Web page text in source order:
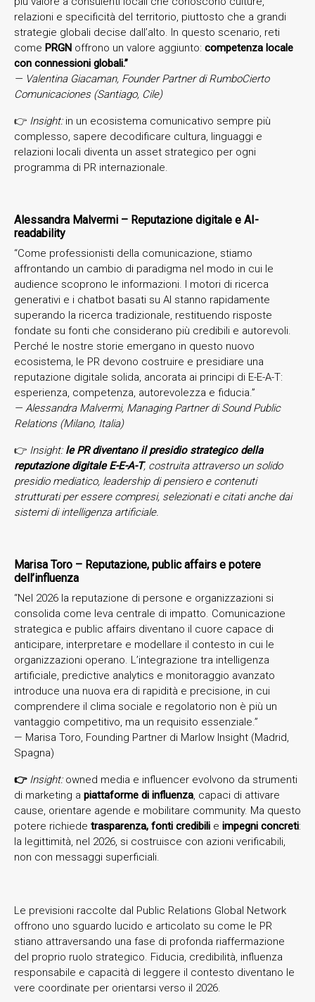
relazioni e specificità del territorio, piuttosto che a grandi
strategie globali decise dall’alto. In questo scenario, reti
come PRGN offrono un valore aggiunto: competenza locale
con connessioni globali.”
— Valentina Giacaman, Founder Partner di RumboCierto
Comunicaciones (Santiago, Cile)
👉 Insight:in un ecosistema comunicativo sempre più
complesso, sapere decodificare cultura, linguaggi e
relazioni locali diventa un asset strategico per ogni
programma di PR internazionale.
Alessandra Malvermi – Reputazione digitale e AI-
readability
“Come professionisti della comunicazione, stiamo
affrontando un cambio di paradigma nel modo in cui le
audience scoprono le informazioni. I motori di ricerca
generativi e i chatbot basati su AI stanno rapidamente
superando la ricerca tradizionale, restituendo risposte
fondate su fonti che considerano più credibili e autorevoli.
Perché le nostre storie emergano in questo nuovo
ecosistema, le PR devono costruire e presidiare una
reputazione digitale solida, ancorata ai principi di E-E-A-T:
esperienza, competenza, autorevolezza e fiducia.”
— Alessandra Malvermi, Managing Partner di Sound Public
Relations (Milano, Italia)
👉 Insight: le PR diventano il presidio strategico della
reputazione digitale E-E-A-T, costruita attraverso un solido
presidio mediatico, leadership di pensiero e contenuti
strutturati per essere compresi, selezionati e citati anche dai
sistemi di intelligenza artificiale.
Marisa Toro – Reputazione, public affairs e potere
dell’influenza
“Nel 2026 la reputazione di persone e organizzazioni si
consolida come leva centrale di impatto. Comunicazione
strategica e public affairs diventano il cuore capace di
anticipare, interpretare e modellare il contesto in cui le
organizzazioni operano. L’integrazione tra intelligenza
artificiale, predictive analytics e monitoraggio avanzato
introduce una nuova era di rapidità e precisione, in cui
comprendere il clima sociale e regolatorio non è più un
vantaggio competitivo, ma un requisito essenziale.”
— Marisa Toro, Founding Partner di Marlow Insight (Madrid,
Spagna)
👉 Insight:owned media e influencer evolvono da strumenti
di marketing a piattaforme di influenza, capaci di attivare
cause, orientare agende e mobilitare community. Ma questo
potere richiede trasparenza, fonti credibili e impegni concreti:
la legittimità, nel 2026, si costruisce con azioni verificabili,
non con messaggi superficiali.
Le previsioni raccolte dal Public Relations Global Network
offrono uno sguardo lucido e articolato su come le PR
stiano attraversando una fase di profonda riaffermazione
del proprio ruolo strategico. Fiducia, credibilità, influenza
responsabile e capacità di leggere il contesto diventano le
vere coordinate per orientarsi verso il 2026.